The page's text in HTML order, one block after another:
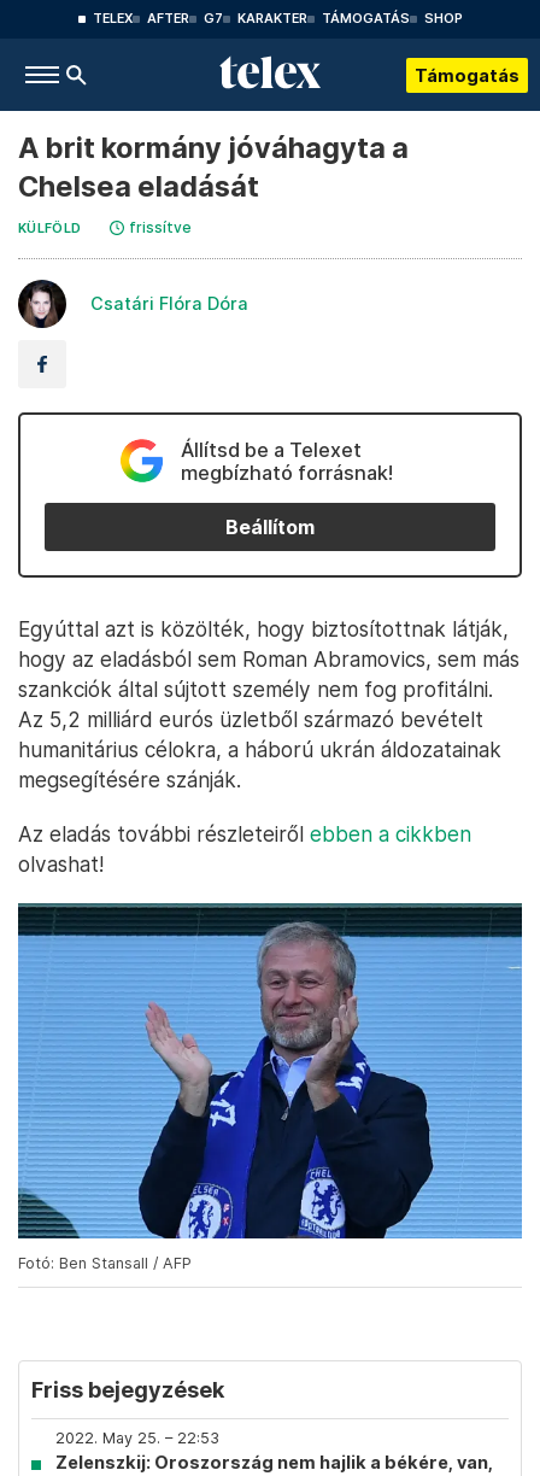
TELEX AFTER G7 KARAKTER TÁMOGATÁS SHOP
Támogatás
A brit kormány jóváhagyta a
Chelsea eladását
KÜLFÖLD frissítve
Csatári Flóra Dóra
Állítsd be a Telexet
megbízható forrásnak!
Beállítom
Egyúttal azt is közölték, hogy biztosítottnak látják,
hogy az eladásból sem Roman Abramovics, sem más
szankciók által sújtott személy nem fog profitálni.
Az 5,2 milliárd eurós üzletből származó bevételt
humanitárius célokra, a háború ukrán áldozatainak
megsegítésére szánják.
Az eladás további részleteiről ebben a cikkben
olvashat!
Fotó: Ben Stansall / AFP
Friss bejegyzések
2022. May 25. – 22:53
Zelenszkij: Oroszország nem hajlik a békére, van,